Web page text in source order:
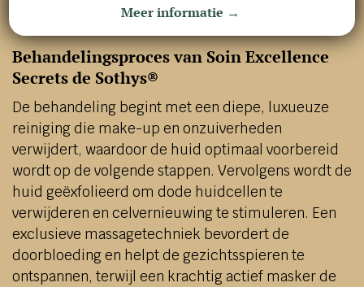
Behandelingsproces van Soin Excellence
Secrets de Sothys®
De behandeling begint met een diepe, luxueuze
reiniging die make-up en onzuiverheden
verwijdert, waardoor de huid optimaal voorbereid
wordt op de volgende stappen. Vervolgens wordt de
huid geëxfolieerd om dode huidcellen te
verwijderen en celvernieuwing te stimuleren. Een
exclusieve massagetechniek bevordert de
doorbloeding en helpt de gezichtsspieren te
ontspannen, terwijl een krachtig actief masker de
Meer informatie →